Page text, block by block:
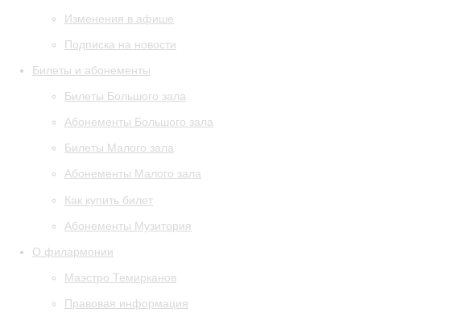
Изменения в афише
Подписка на новости
Билеты и абонементы
Билеты Большого зала
Абонементы Большого зала
Билеты Малого зала
Абонементы Малого зала
Как купить билет
Абонементы Музитория
О филармонии
Маэстро Темирканов
Правовая информация